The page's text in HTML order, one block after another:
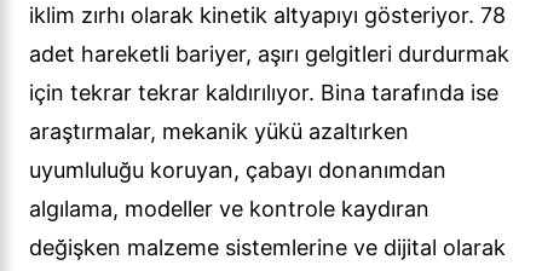
iklim zırhı olarak kinetik altyapıyı gösteriyor. 78
adet hareketli bariyer, aşırı gelgitleri durdurmak
için tekrar tekrar kaldırılıyor. Bina tarafında ise
araştırmalar, mekanik yükü azaltırken
uyumluluğu koruyan, çabayı donanımdan
algılama, modeller ve kontrole kaydıran
değişken malzeme sistemlerine ve dijital olarak